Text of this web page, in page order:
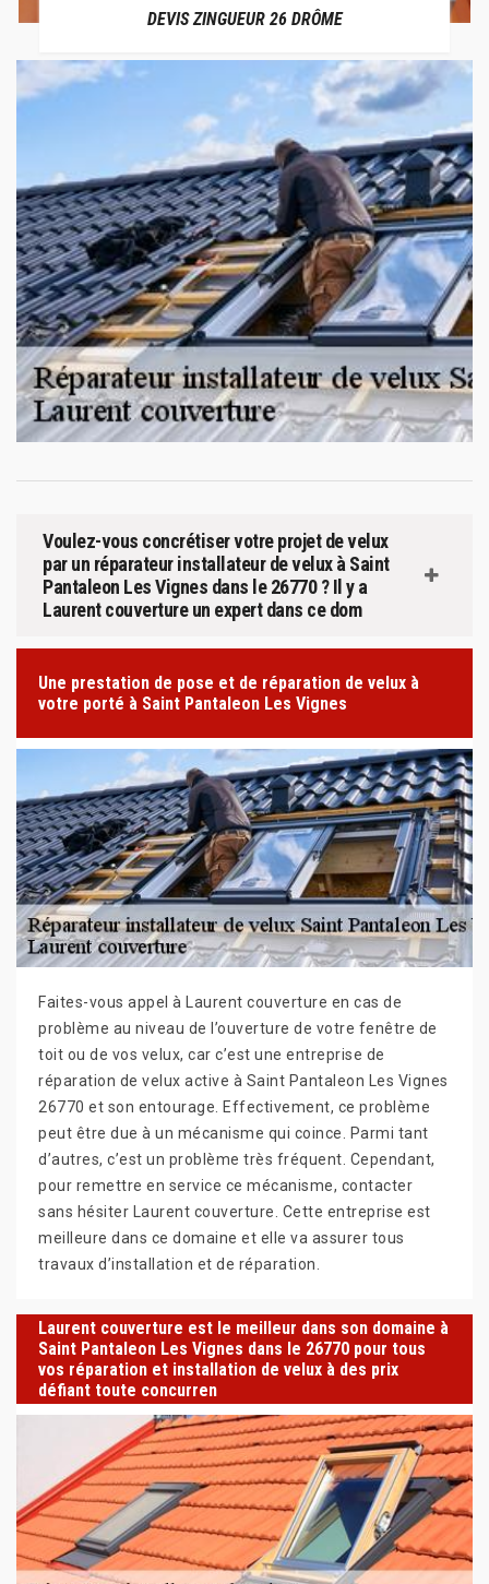
DEVIS ZINGUEUR 26 DRÔME
Voulez-vous concrétiser votre projet de velux
par un réparateur installateur de velux à Saint
Pantaleon Les Vignes dans le 26770 ? Il y a
Laurent couverture un expert dans ce dom
Une prestation de pose et de réparation de velux à
votre porté à Saint Pantaleon Les Vignes
Faites-vous appel à Laurent couverture en cas de
problème au niveau de l’ouverture de votre fenêtre de
toit ou de vos velux, car c’est une entreprise de
réparation de velux active à Saint Pantaleon Les Vignes
26770 et son entourage. Effectivement, ce problème
peut être due à un mécanisme qui coince. Parmi tant
d’autres, c’est un problème très fréquent. Cependant,
pour remettre en service ce mécanisme, contacter
sans hésiter Laurent couverture. Cette entreprise est
meilleure dans ce domaine et elle va assurer tous
travaux d’installation et de réparation.
Laurent couverture est le meilleur dans son domaine à
Saint Pantaleon Les Vignes dans le 26770 pour tous
vos réparation et installation de velux à des prix
défiant toute concurren